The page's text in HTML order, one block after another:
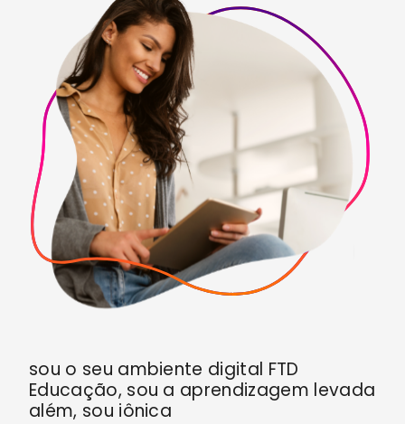
sou o seu ambiente digital FTD
Educação, sou a aprendizagem levada
além, sou iônica